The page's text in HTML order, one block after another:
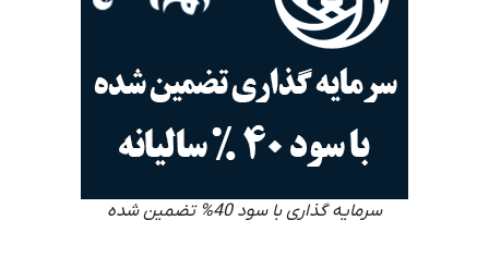
سرمایه گذاری با سود 40% تضمین شده